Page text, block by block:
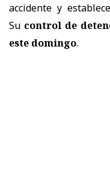
accidente y
Su control de
este domingo.